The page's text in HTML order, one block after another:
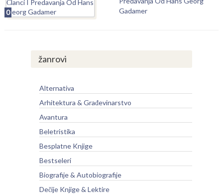
0
Gadamer
žanrovi
Alternativa
Arhitektura & Građevinarstvo
Avantura
Beletristika
Besplatne Knjige
Bestseleri
Biografije & Autobiografije
Dečije Knjige & Lektire